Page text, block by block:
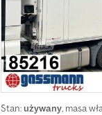
Stan:używany, masa